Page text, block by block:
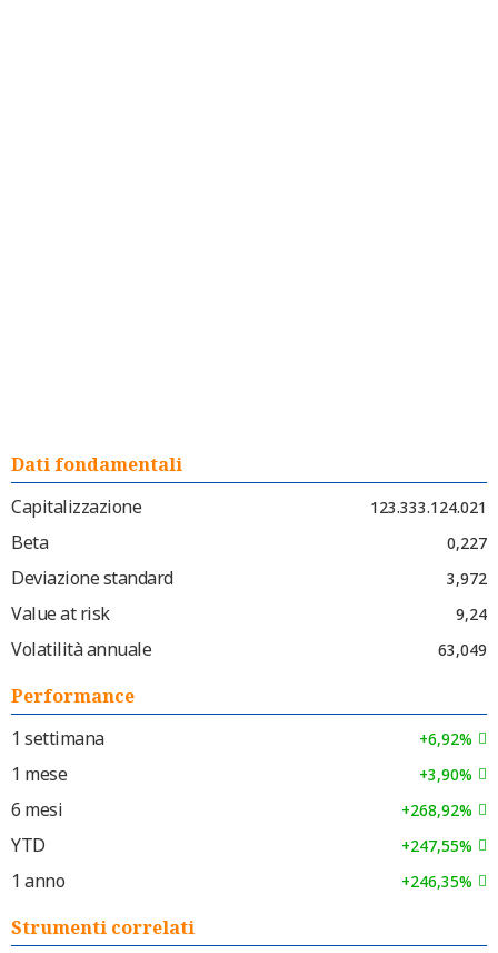
Dati fondamentali
Capitalizzazione
123.333.124.021
Beta 0,227
Deviazione standard 3,972
Value at risk 9,24
Volatilità annuale 63,049
Performance
1 settimana
+6,92%
1 mese +3,90%
6 mesi +268,92%
YTD +247,55%
1 anno +246,35%
Strumenti correlati